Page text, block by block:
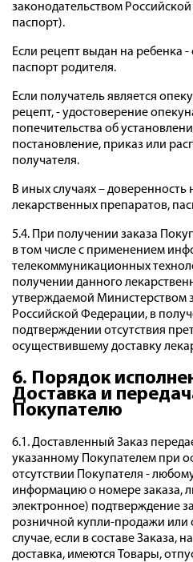
законодательством
паспорт).
Если рецепт выдан на ребенка
паспорт родителя.
Если получатель является
рецепт, - удостоверение
попечительства об
постановление, приказ или
получателя.
В иных случаях –
лекарственных препаратов,
5.4. При получении заказа
в том числе с применением
телекоммуникационных
получении данного
утверждаемой Министерством
Российской Федерации, в
подтверждении отсутствия
осуществившему доставку
6. Порядок
Доставка и
Покупателю
6.1. Доставленный Заказ
указанному Покупателем при
отсутствии Покупателя -
информацию о номере заказа,
электронное) подтверждение
розничной купли-продажи или
случае, если в составе Заказа,
доставка, имеются Товары,